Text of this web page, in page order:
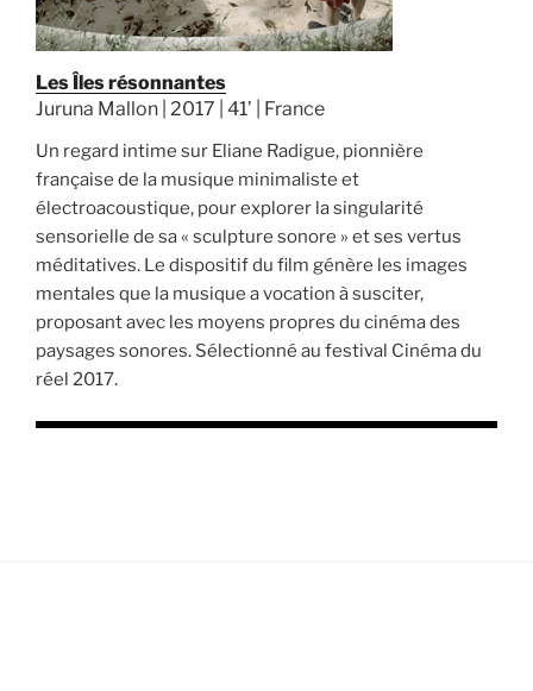
Les Îles résonnantes
Juruna Mallon | 2017 | 41’ | France
Un regard intime sur Eliane Radigue, pionnière
française de la musique minimaliste et
électroacoustique, pour explorer la singularité
sensorielle de sa « sculpture sonore » et ses vertus
méditatives. Le dispositif du film génère les images
mentales que la musique a vocation à susciter,
proposant avec les moyens propres du cinéma des
paysages sonores. Sélectionné au festival Cinéma du
réel 2017.